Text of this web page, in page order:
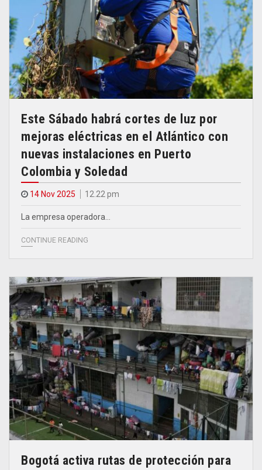
Este Sábado habrá cortes de luz por
mejoras eléctricas en el Atlántico con
nuevas instalaciones en Puerto
Colombia y Soledad
14 Nov 2025 12.22 pm
La empresa operadora…
CONTINUE READING
Bogotá activa rutas de protección para